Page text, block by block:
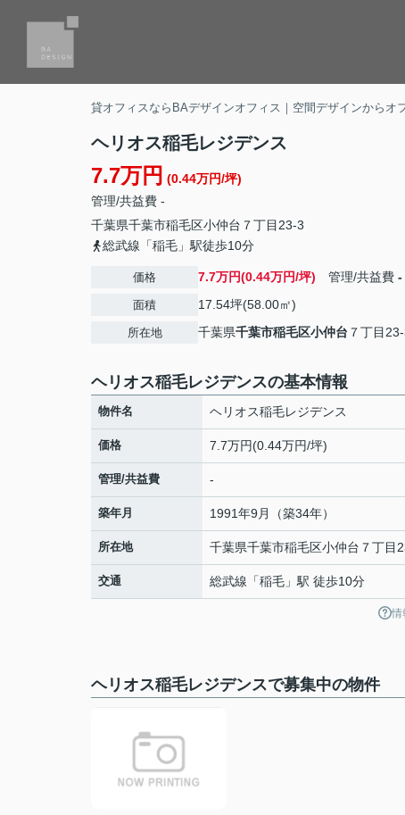
貸オフィスならBAデザインオフィス｜空間デザインからオ
ヘリオス稲毛レジデンス
7.7万円 (0.44万円/坪)
管理/共益費 -
千葉県千葉市稲毛区小仲台 ７丁目23-3
総武線「稲毛」駅徒歩10分
価格 7.7万円(0.44万円/坪) 管理/共益費 -
面積 17.54坪(58.00㎡)
所在地 千葉県千葉市稲毛区小仲台 ７丁目
ヘリオス稲毛レジデンスの基本情報
物件名 ヘリオス稲毛レジデンス
価格 7.7万円(0.44万円/坪)
管理/共益費 -
築年月 1991年9月（築34年）
所在地 千葉県千葉市稲毛区小仲台 ７丁目
交通 総武線 「稲毛 」駅 徒歩10分
情
ヘリオス稲毛レジデンスで募集中の物件